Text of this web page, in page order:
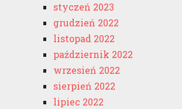
styczeń 2023
grudzień 2022
listopad 2022
październik 2022
wrzesień 2022
sierpień 2022
lipiec 2022